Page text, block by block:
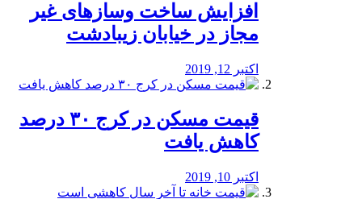
افزایش ساخت وسازهای غیر
مجاز در خیابان زیبادشت
اکتبر 12, 2019
️قیمت مسکن در کرج ۳۰ درصد
کاهش یافت
اکتبر 10, 2019